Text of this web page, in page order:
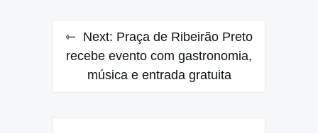
Next: Praça de Ribeirão Preto
recebe evento com gastronomia,
música e entrada gratuita